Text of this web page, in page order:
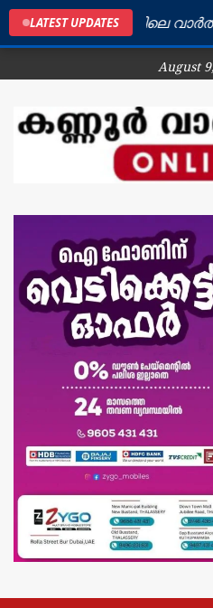
LATEST UPDATES
കണ്ണൂർ ജില്ലയിലെ
August